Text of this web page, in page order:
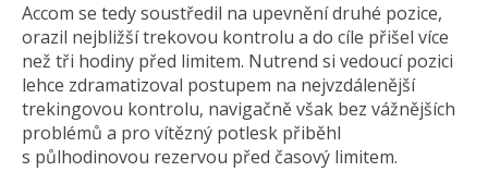
Accom se tedy soustředil na upevnění druhé pozice,
orazil nejbližší trekovou kontrolu a do cíle přišel více
než tři hodiny před limitem. Nutrend si vedoucí pozici
lehce zdramatizoval postupem na nejvzdálenější
trekingovou kontrolu, navigačně však bez vážnějších
problémů a pro vítězný potlesk přiběhl
s půlhodinovou rezervou před časový limitem.